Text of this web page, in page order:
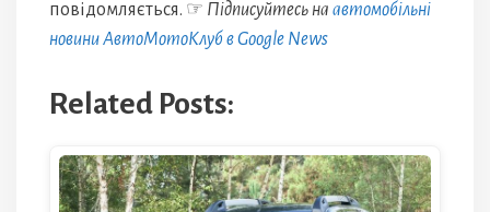
повідомляється. ☞ Підписуйтесь на автомобільні
новини АвтоМотоКлуб в Google News
Related Posts: